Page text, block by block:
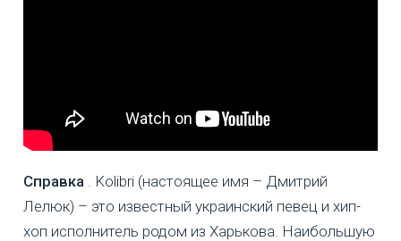
Справка . Kolibri (настоящее имя – Дмитрий
Лелюк) – это известный украинский певец и хип-
хоп исполнитель родом из Харькова. Наибольшую